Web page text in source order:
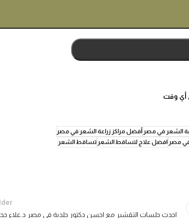
أي وقت
الشعر في مصر أفضل مراكز زراعة الشعر في مصر
في مصر افضل علاج لتساقط الشعر تساقط الشعر
احدث جلسات التقشير مع احسن دكتور جلدية في مصر د.علاء